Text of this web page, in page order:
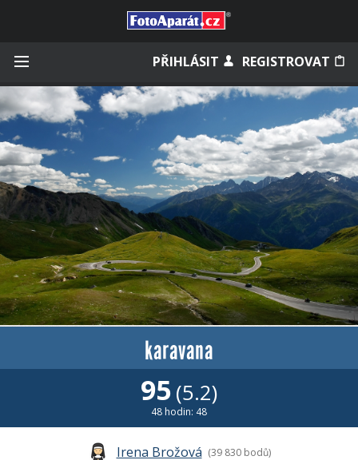
PŘIHLÁSIT REGISTROVAT
Zapamatovat
Zapomněli jste heslo?
Měli jste účet na starém webu?
karavana
95(5.2)
48 hodin: 48
Irena Brožová (39 830 bodů)